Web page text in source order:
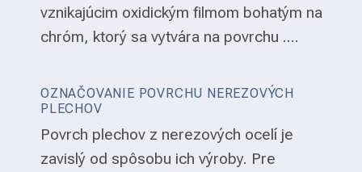
vznikajúcim oxidickým filmom bohatým na
chróm, ktorý sa vytvára na povrchu ....
OZNAČOVANIE POVRCHU NEREZOVÝCH
PLECHOV
Povrch plechov z nerezových ocelí je
zavislý od spôsobu ich výroby. Pre